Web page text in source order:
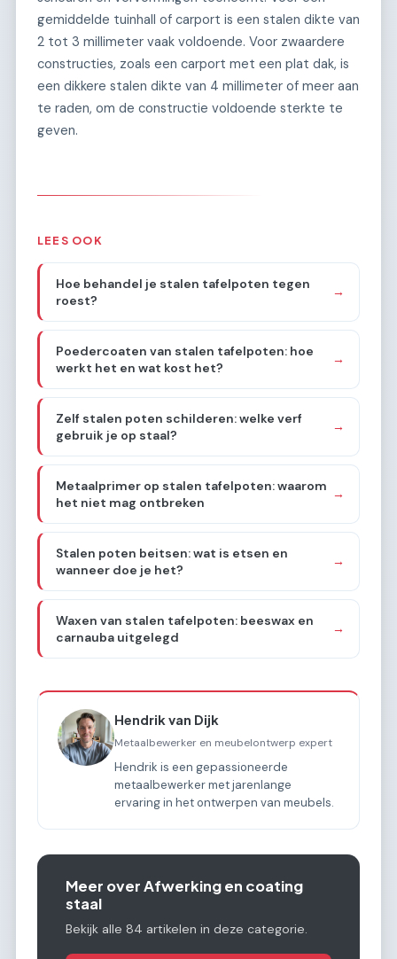
gemiddelde tuinhall of carport is een stalen dikte van
2 tot 3 millimeter vaak voldoende. Voor zwaardere
constructies, zoals een carport met een plat dak, is
een dikkere stalen dikte van 4 millimeter of meer aan
te raden, om de constructie voldoende sterkte te
geven.
LEES OOK
Hoe behandel je stalen tafelpoten tegen
roest?
→
Poedercoaten van stalen tafelpoten: hoe
werkt het en wat kost het?
→
Zelf stalen poten schilderen: welke verf
gebruik je op staal?
→
Metaalprimer op stalen tafelpoten: waarom
het niet mag ontbreken
→
Stalen poten beitsen: wat is etsen en
wanneer doe je het?
→
Waxen van stalen tafelpoten: beeswax en
carnauba uitgelegd
→
Hendrik van Dijk
Metaalbewerker en meubelontwerp expert
Hendrik is een gepassioneerde
metaalbewerker met jarenlange
ervaring in het ontwerpen van meubels.
Meer over Afwerking en coating
staal
Bekijk alle 84 artikelen in deze categorie.